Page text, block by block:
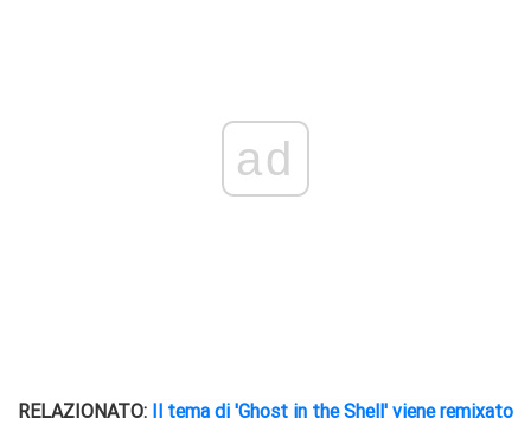
ad
RELAZIONATO: Il tema di 'Ghost in the Shell' viene remixato